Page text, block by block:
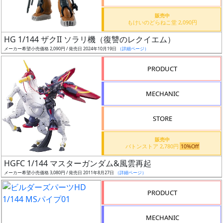
定
予
売
時
期
再
販
販売中
もけいのどらねこ堂 2,090円
HG 1/144 ザクII ソラリ機（復讐のレクイエム）
メーカー希望小売価格 2,090円 / 発売日 2024年10月19日 （詳細ページ）
PRODUCT
MECHANIC
STORE
販売中
バトンストア 2,780円 10%Off
HGFC 1/144 マスターガンダム&風雲再起
メーカー希望小売価格 3,080円 / 発売日 2011年8月27日 （詳細ページ）
PRODUCT
MECHANIC